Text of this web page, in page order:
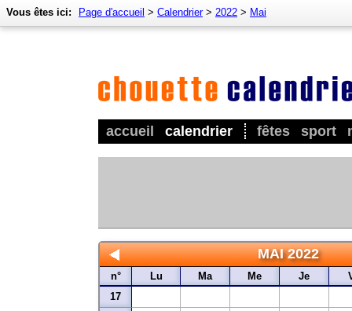
accueil calendrier fêtes sport
Vous êtes ici: Page d'accueil > Calendrier> 2022 > Mai
MAI 2022
n° Lu Ma Me Je
17